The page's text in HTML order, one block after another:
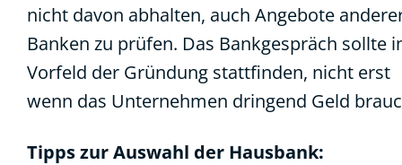
nicht davon abhalten, auch Angebote
Banken zu prüfen. Das Bankgespräch sollte
Vorfeld der Gründung stattfinden, nicht erst
wenn das Unternehmen dringend Geld
Tipps zur Auswahl der Hausbank: